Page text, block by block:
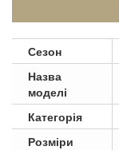
Сезон
Назва
моделі
Категорія
Розміри